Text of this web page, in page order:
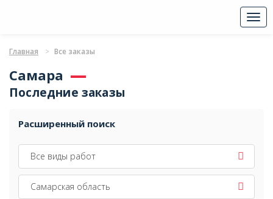
Главная Все заказы
Самара
Последние заказы
Расширенный поиск
Все виды работ
Самарская область